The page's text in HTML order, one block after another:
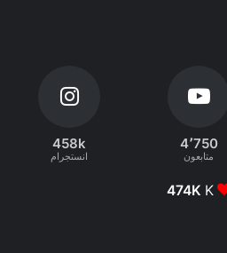
4٬750
متابعون
458k
انستجرام
474K K